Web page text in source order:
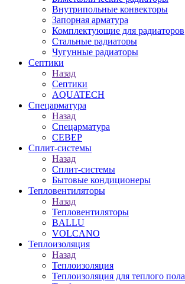
Внутрипольные конвекторы
Запорная арматура
Комплектующие для радиаторов
Стальные радиаторы
Чугунные радиаторы
Септики
Назад
Септики
AQUATECH
Спецарматура
Назад
Спецарматура
СЕВЕР
Сплит-системы
Назад
Сплит-системы
Бытовые кондиционеры
Тепловентиляторы
Назад
Тепловентиляторы
BALLU
VOLCANO
Теплоизоляция
Назад
Теплоизоляция
Теплоизоляция для теплого пола